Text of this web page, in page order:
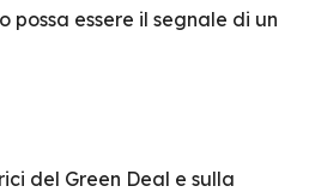
possa essere il segnale di un
del Green Deal e sulla